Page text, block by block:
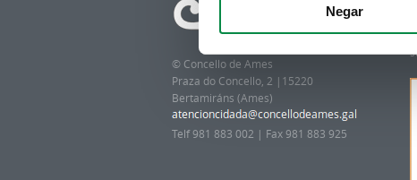
Negar
© Concello de Ames
Praza do Concello, 2 |15220
Bertamiráns (Ames)
Telf 981 883 002 | Fax 981 883 925